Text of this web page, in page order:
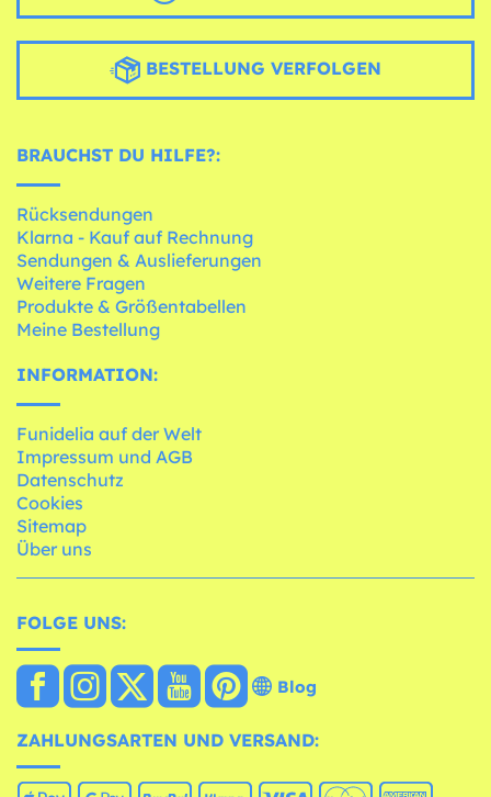
BESTELLUNG VERFOLGEN
BRAUCHST DU HILFE?:
Rücksendungen
Klarna - Kauf auf Rechnung
Sendungen & Auslieferungen
Weitere Fragen
Produkte & Größentabellen
Meine Bestellung
INFORMATION:
Funidelia auf der Welt
Impressum und AGB
Datenschutz
Cookies
Sitemap
Über uns
FOLGE UNS:
Blog
ZAHLUNGSARTEN UND VERSAND: